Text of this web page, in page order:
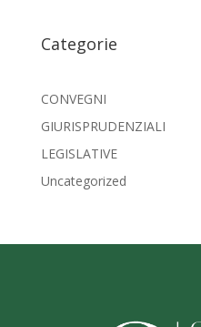
Categorie
CONVEGNI
GIURISPRUDENZIALI
LEGISLATIVE
Uncategorized